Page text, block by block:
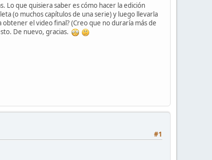
Lo que quisiera saber es cómo hacer la edición
(o muchos capítulos de una serie) y luego llevarla
el video final? (Creo que no duraría más de
De nuevo, gracias.
#1